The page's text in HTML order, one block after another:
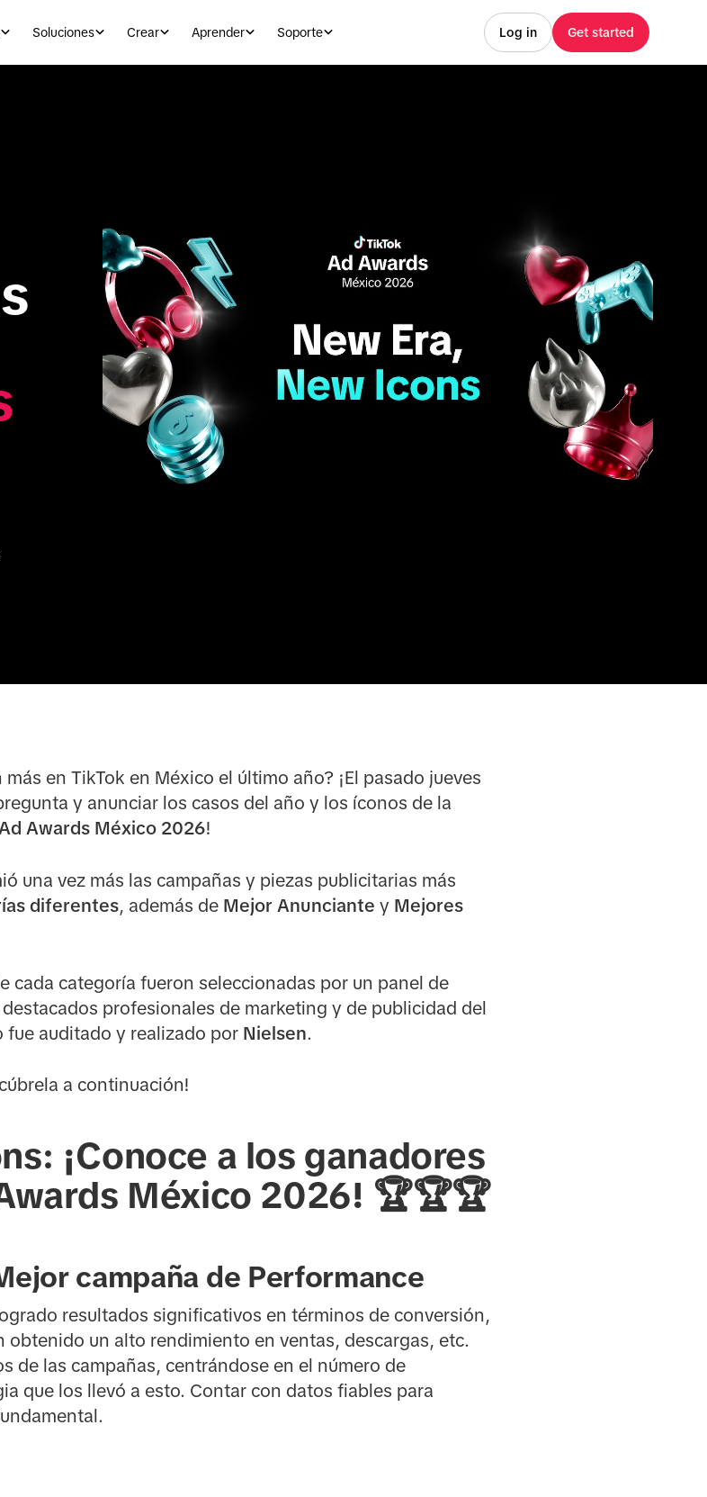
Soluciones Crear Aprender Soporte Log in Get started
en TikTok en México el último año? ¡El pasado jueves
y anunciar los casos del año y los íconos de la
Awards México 2026!
una vez más las campañas y piezas publicitarias más
diferentes, además de Mejor Anunciante y Mejores
cada categoría fueron seleccionadas por un panel de
profesionales de marketing y de publicidad del
fue auditado y realizado por Nielsen.
a continuación!
¡Conoce a los ganadores
México 2026! 🏆🏆🏆
campaña de Performance
resultados significativos en términos de conversión,
obtenido un alto rendimiento en ventas, descargas, etc.
de las campañas, centrándose en el número de
que los llevó a esto. Contar con datos fiables para